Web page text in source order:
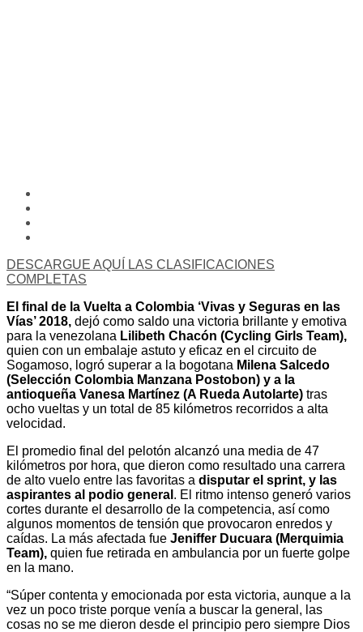
DESCARGUE AQUÍ LAS CLASIFICACIONES
COMPLETAS
El final de la Vuelta a Colombia ‘Vivas y Seguras en las
Vías’ 2018, dejó como saldo una victoria brillante y emotiva
para la venezolana Lilibeth Chacón (Cycling Girls Team),
quien con un embalaje astuto y eficaz en el circuito de
Sogamoso, logró superar a la bogotana Milena Salcedo
(Selección Colombia Manzana Postobon) y a la
antioqueña Vanesa Martínez (A Rueda Autolarte) tras
ocho vueltas y un total de 85 kilómetros recorridos a alta
velocidad.
El promedio final del pelotón alcanzó una media de 47
kilómetros por hora, que dieron como resultado una carrera
de alto vuelo entre las favoritas a disputar el sprint, y las
aspirantes al podio general . El ritmo intenso generó varios
cortes durante el desarrollo de la competencia, así como
algunos momentos de tensión que provocaron enredos y
caídas. La más afectada fue Jeniffer Ducuara (Merquimia
Team), quien fue retirada en ambulancia por un fuerte golpe
en la mano.
“Súper contenta y emocionada por esta victoria, aunque a la
vez un poco triste porque venía a buscar la general, las
cosas no se me dieron desde el principio pero siempre Dios